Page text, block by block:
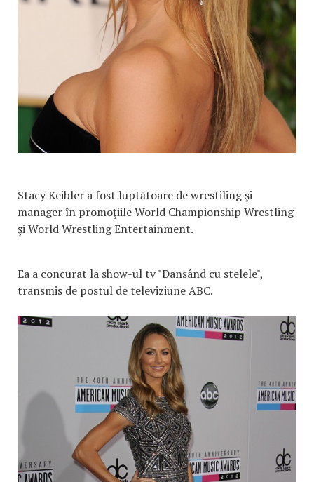
Stacy Keibler a fost luptătoare de wrestiling şi
manager în promoţiile World Championship Wrestling
şi World Wrestling Entertainment.
Ea a concurat la show-ul tv "Dansând cu stelele",
transmis de postul de televiziune ABC.